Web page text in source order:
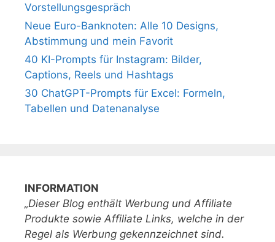
Vorstellungsgespräch
Neue Euro-Banknoten: Alle 10 Designs,
Abstimmung und mein Favorit
40 KI-Prompts für Instagram: Bilder,
Captions, Reels und Hashtags
30 ChatGPT-Prompts für Excel: Formeln,
Tabellen und Datenanalyse
INFORMATION
„Dieser Blog enthält Werbung und Affiliate
Produkte sowie Affiliate Links, welche in der
Regel als Werbung gekennzeichnet sind.